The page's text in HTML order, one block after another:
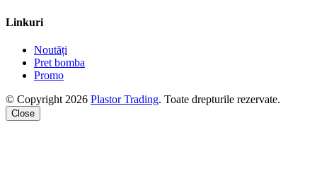
Linkuri
Noutăți
Pret bomba
Promo
© Copyright 2026 Plastor Trading. Toate drepturile rezervate.
Close